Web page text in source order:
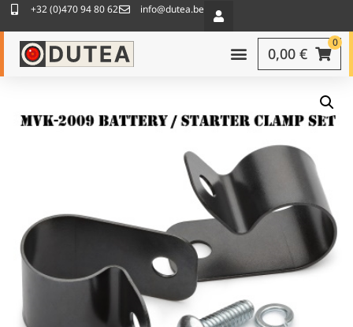
+32 (0)470 94 80 62 info@dutea.be
0
0,00 €